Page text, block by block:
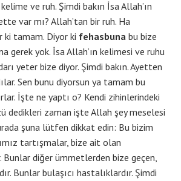
ve ruh. Şimdi bakın İsa Allah’ın
var mı? Allah’tan bir ruh. Ha
ki tamam. Diyor ki fehasbuna bu bize
gerek yok. İsa Allah’ın kelimesi ve ruhu
yeter bize diyor. Şimdi bakın. Ayetten
Sen bunu diyorsun ya tamam bu
İşte ne yaptı o? Kendi zihinlerindeki
dedikleri zaman işte Allah şey meselesi
şuna lütfen dikkat edin: Bu bizim
tartışmalar, bize ait olan
Bunlar diğer ümmetlerden bize geçen,
Bunlar bulaşıcı hastalıklardır. Şimdi